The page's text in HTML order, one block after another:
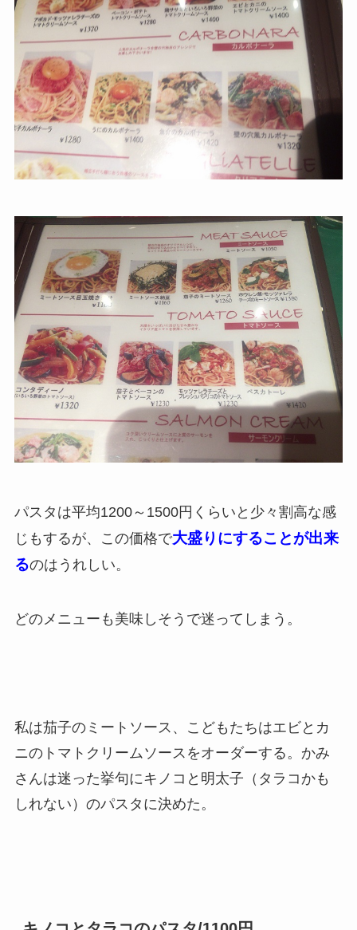
パスタは平均1200～1500円くらいと少々割高な感
じもするが、この価格で大盛りにすることが出来
るのはうれしい。
どのメニューも美味しそうで迷ってしまう。
私は茄子のミートソース、こどもたちはエビとカ
ニのトマトクリームソースをオーダーする。かみ
さんは迷った挙句にキノコと明太子（タラコかも
しれない）のパスタに決めた。